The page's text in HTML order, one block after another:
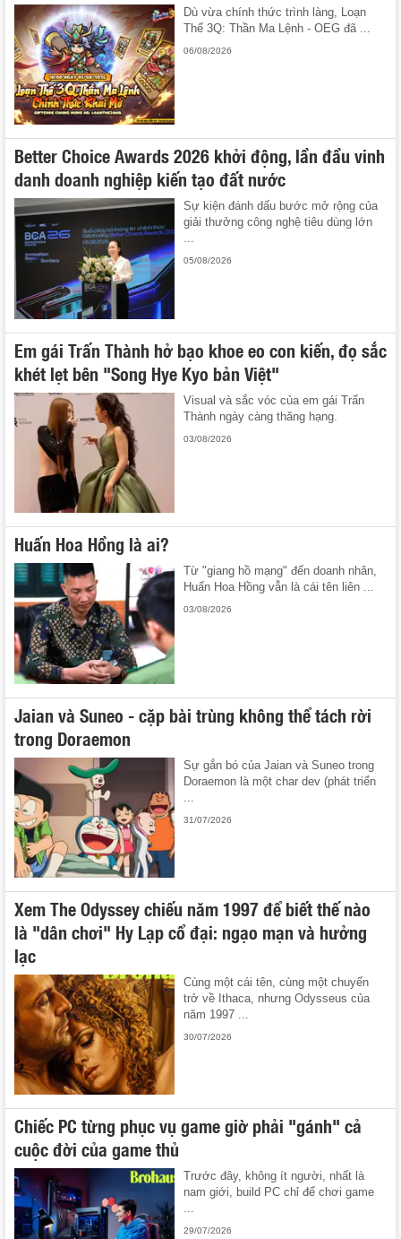
Dù vừa chính thức trình làng, Loạn
Thế 3Q: Thần Ma Lệnh - OEG đã ...
06/08/2026
Better Choice Awards 2026 khởi động, lần đầu vinh
danh doanh nghiệp kiến tạo đất nước
Sự kiện đánh dấu bước mở rộng của
giải thưởng công nghệ tiêu dùng lớn
...
05/08/2026
Em gái Trấn Thành hở bạo khoe eo con kiến, đọ sắc
khét lẹt bên "Song Hye Kyo bản Việt"
Visual và sắc vóc của em gái Trấn
Thành ngày càng thăng hạng.
03/08/2026
Huấn Hoa Hồng là ai?
Từ "giang hồ mạng" đến doanh nhân,
Huấn Hoa Hồng vẫn là cái tên liên ...
03/08/2026
Jaian và Suneo - cặp bài trùng không thể tách rời
trong Doraemon
Sự gắn bó của Jaian và Suneo trong
Doraemon là một char dev (phát triển
31/07/2026
Xem The Odyssey chiếu năm 1997 để biết thế nào
là "dân chơi" Hy Lạp cổ đại: ngạo mạn và hưởng
lạc
Cùng một cái tên, cùng một chuyến
trở về Ithaca, nhưng Odysseus của
năm 1997 ...
30/07/2026
Chiếc PC từng phục vụ game giờ phải "gánh" cả
cuộc đời của game thủ
Trước đây, không ít người, nhất là
nam giới, build PC chỉ để chơi game
...
29/07/2026